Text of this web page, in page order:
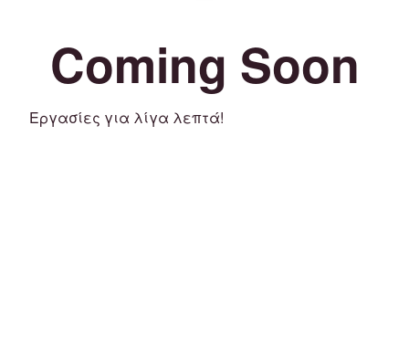
Coming Soon
Εργασίες για λίγα λεπτά!